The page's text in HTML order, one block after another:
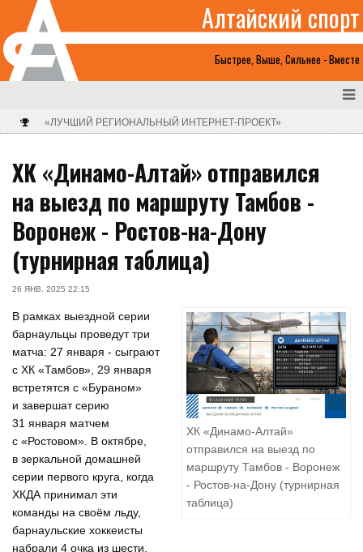
Быстрее, Выше, Сильнее - Вместе
Алтайский спорт
«ЛУЧШИЙ РЕГИОНАЛЬНЫЙ ИНТЕРНЕТ-ПРОЕКТ»
ХК «Динамо-Алтай» отправился
на выезд по маршруту Тамбов -
Воронеж - Ростов-на-Дону
(турнирная таблица)
26 ЯНВ. 2025 22:15
ХК «Динамо-Алтай»
отправился на выезд по
маршруту Тамбов - Воронеж
- Ростов-на-Дону (турнирная
таблица)
В рамках выездной серии
барнаульцы проведут три
матча: 27 января - сыграют
с ХК «Тамбов», 29 января
встретятся с «Бураном»
и завершат серию
31 января матчем
с «Ростовом». В октябре,
в зеркальной домашней
серии первого круга, когда
ХКДА принимал эти
команды на своём льду,
барнаульские хоккеисты
набрали 4 очка из шести.